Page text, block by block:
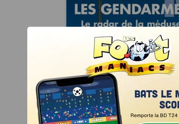
Les Gendarmes
Tome 19
Date de parution :
28/10/2026
Nos Gendarmes sont sur tous
les fronts (et un peu à côté).
Autres tomes